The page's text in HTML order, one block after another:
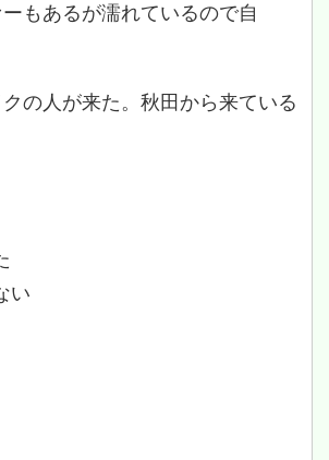
もあるが濡れているので自
の人が来た。秋田から来ている
い